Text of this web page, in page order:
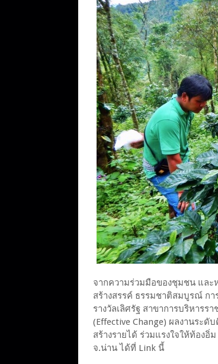
จากความร่วมมือของชุมชน และ
สร้างสรรค์ ธรรมชาติสมบูรณ์ ก
รางวัลเลิศรัฐ สาขาการบริหาร
(Effective Change) ผลงานระ
สร้างรายได้ ร่วมแรงใจให้ท้อง
จ.น่าน ได้ที่ Link นี้